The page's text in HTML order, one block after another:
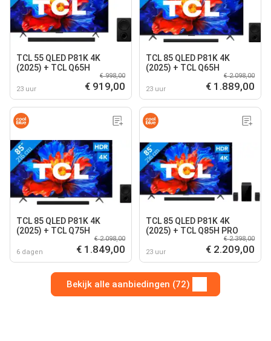
TCL 55 QLED P81K 4K
(2025) + TCL Q65H
23 uur
€ 998,00
€ 919,00
TCL 85 QLED P81K 4K
(2025) + TCL Q65H
23 uur
€ 2.098,00
€ 1.889,00
TCL 85 QLED P81K 4K
(2025) + TCL Q75H
6 dagen
€ 2.098,00
€ 1.849,00
TCL 85 QLED P81K 4K
(2025) + TCL Q85H PRO
23 uur
€ 2.398,00
€ 2.209,00
Bekijk alle aanbiedingen (72)